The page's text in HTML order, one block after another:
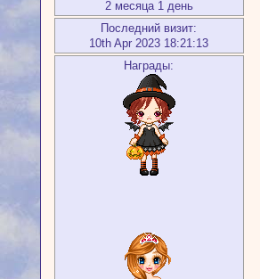
2 месяца 1 день
Последний визит:
10th Apr 2023 18:21:13
Награды: